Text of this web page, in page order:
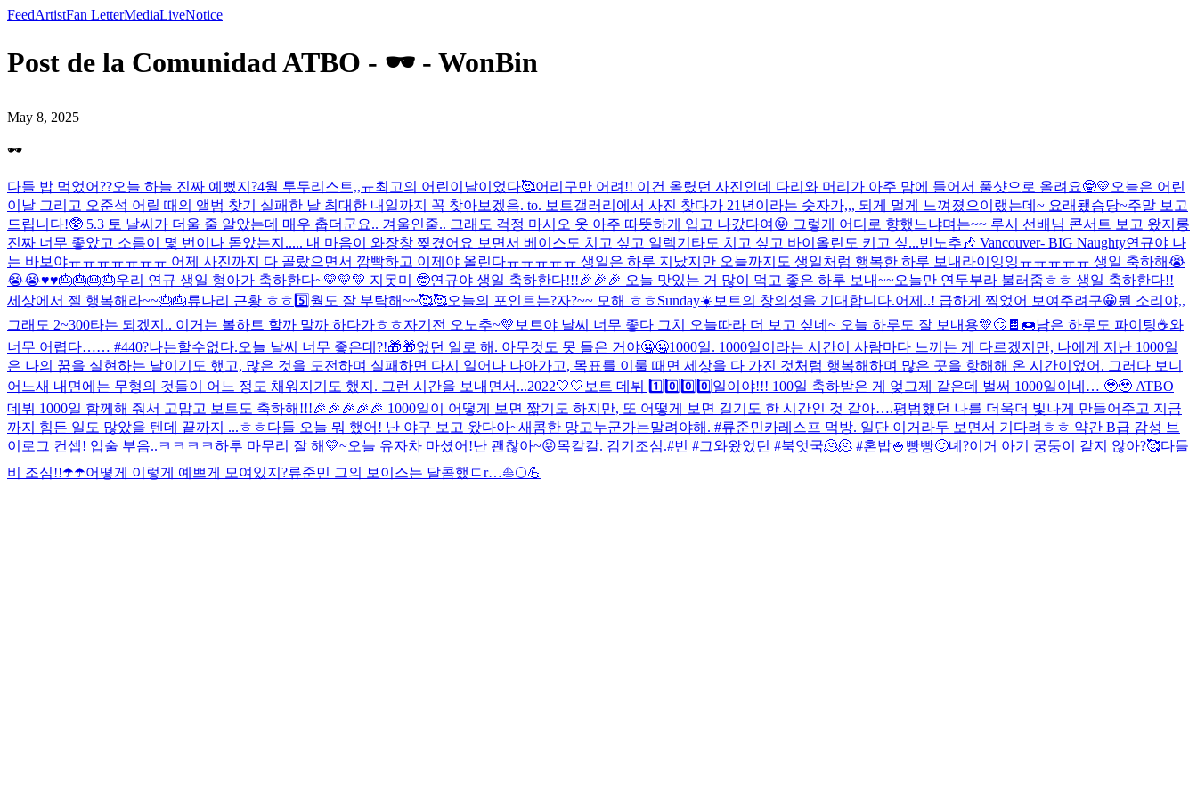
FeedArtistFan LetterMediaLiveNotice
Post de la Comunidad ATBO - 🕶️ - WonBin
May 8, 2025
🕶️
다들 밥 먹었어??오늘 하늘 진짜 예뻤지?4월 투두리스트,,ㅠ최고의 어린이날이었다🥰어리구만 어려!! 이건 올렸던 사진인데 다리와 머리가 아주 맘에 들어서 풀샷으로 올려요🤓💛 오늘은 어린
이날 그리고 오준석 어릴 때의 앨범 찾기 실패한 날 최대한 내일까지 꼭 찾아보겠음. to. 보트갤러리에서 사진 찾다가 21년이라는 숫자가,,, 되게 멀게 느껴졌으이랬는데~ 요래됐슴당~주말 보고
드립니다!🥸 5.3 토 날씨가 더울 줄 알았는데 매우 춥더군요.. 겨울인줄.. 그래도 걱정 마시오 옷 아주 따뜻하게 입고 나갔다여😝 그렇게 어디로 향했느냐며는~~ 루시 선배님 콘서트 보고 왔지롱
진짜 너무 좋았고 소름이 몇 번이나 돋았는지..... 내 마음이 와장창 찢겼어요 보면서 베이스도 치고 싶고 일렉기타도 치고 싶고 바이올린도 키고 싶...빈노추🎶 Vancouver- BIG Naughty연규야 나
는 바보야ㅠㅠㅠㅠㅠㅠㅠ 어제 사진까지 다 골랐으면서 깜빡하고 이제야 올린다ㅠㅠㅠㅠㅠ 생일은 하루 지났지만 오늘까지도 생일처럼 행복한 하루 보내라이잉잉ㅠㅠㅠㅠㅠ 생일 축하해😭
😭😭♥️♥️🎂🎂🎂🎂우리 연규 생일 형아가 축하한다~💛💛💛 지못미 🤓연규야 생일 축하한다!!!🎉🎉🎉 오늘 맛있는 거 많이 먹고 좋은 하루 보내~~오늘만 연두부라 불러줌ㅎㅎ 생일 축하한다!!
세상에서 젤 행복해라~~🎂🎂류나리 근황 ㅎㅎ 5️⃣월도 잘 부탁해~~🥰🥰오늘의 포인트는?자?~~ 모해 ㅎㅎSunday☀️ 보트의 창의성을 기대합니다.어제..! 급하게 찍었어 보여주려구😀뭔 소리야,,
그래도 2~300타는 되겠지.. 이거는 볼하트 할까 말까 하다가ㅎㅎ자기전 오노추~💛 보트야 날씨 너무 좋다 그치 오늘따라 더 보고 싶네~ 오늘 하루도 잘 보내용💛😏 🍫🍩남은 하루도 파이팅☕️와
너무 어렵다…… #440?나는할수없다.오늘 날씨 너무 좋은데?!🎁🎁없던 일로 해. 아무것도 못 들은 거야🤐🤐1000일. 1000일이라는 시간이 사람마다 느끼는 게 다르겠지만, 나에게 지난 1000일
은 나의 꿈을 실현하는 날이기도 했고, 많은 것을 도전하며 실패하면 다시 일어나 나아가고, 목표를 이룰 때면 세상을 다 가진 것처럼 행복해하며 많은 곳을 항해해 온 시간이었어. 그러다 보니
어느새 내면에는 무형의 것들이 어느 정도 채워지기도 했지. 그런 시간을 보내면서...2022🤍🤍 보트 데뷔 1️⃣0️⃣0️⃣0️⃣일이야!!! 100일 축하받은 게 엊그제 같은데 벌써 1000일이네… 🥹🥹 ATBO
데뷔 1000일 함께해 줘서 고맙고 보트도 축하해!!!🎉🎉🎉🎉🎉 1000일이 어떻게 보면 짧기도 하지만, 또 어떻게 보면 길기도 한 시간인 것 같아….평범했던 나를 더욱더 빛나게 만들어주고 지금
까지 힘든 일도 많았을 텐데 끝까지 ...ㅎㅎ다들 오늘 뭐 했어! 난 야구 보고 왔다아~새콤한 망고누군가는말려야해. #류준민카레스프 먹방. 일단 이거라두 보면서 기다려ㅎㅎ 약간 B급 감성 브
이로그 컨셉! 입술 부음..ㅋㅋㅋㅋ하루 마무리 잘 해💛~오늘 유자차 마셨어!난 괜찮아~😝목칼칼. 감기조심.#빈 #그와왔었던 #북엇국🫠🫠 #혼밥🍚 빵빵🙂녜?이거 아기 궁둥이 같지 않아?🥰다들
비 조심!!☂️☂️어떻게 이렇게 예쁘게 모여있지?류준민 그의 보이스는 달콤했ㄷr…⛵️🌕💪